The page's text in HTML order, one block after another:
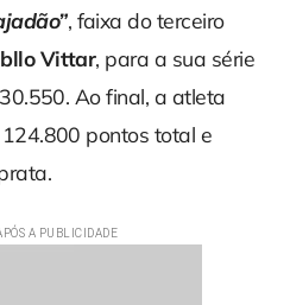
, faixa do terceiro
Vittar, para a sua série
Ao final, a atleta
pontos total e